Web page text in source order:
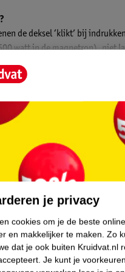
de deksel ‘klikt’ bij
watt in de magnetron), niet
je privacy
cookies om je de beste
en makkelijker te maken. Zo
dat je ook buiten Kruidvat.nl
Je kunt je